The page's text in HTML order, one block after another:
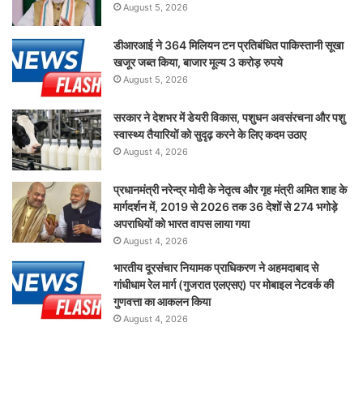
August 5, 2026
डीआरआई ने 364 मिलियन टन प्रतिबंधित पाकिस्तानी सूखा
खजूर जब्त किया, बाजार मूल्य 3 करोड़ रुपये
August 5, 2026
सरकार ने देशभर में डेयरी विकास, पशुधन अवसंरचना और पशु
स्वास्थ्य तैयारियों को सुदृढ़ करने के लिए कदम उठाए
August 4, 2026
प्रधानमंत्री नरेन्द्र मोदी के नेतृत्व और गृह मंत्री अमित शाह के
मार्गदर्शन में, 2019 से 2026 तक 36 देशों से 274 भगोड़े
अपराधियों को भारत वापस लाया गया
August 4, 2026
भारतीय दूरसंचार नियामक प्राधिकरण ने अहमदाबाद से
गांधीधाम रेल मार्ग (गुजरात एलएसए) पर मोबाइल नेटवर्क की
गुणवत्ता का आकलन किया
August 4, 2026